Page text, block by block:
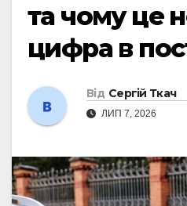
та чому це
цифра в
Від Сергій Ткач
ЛИП 7, 2026